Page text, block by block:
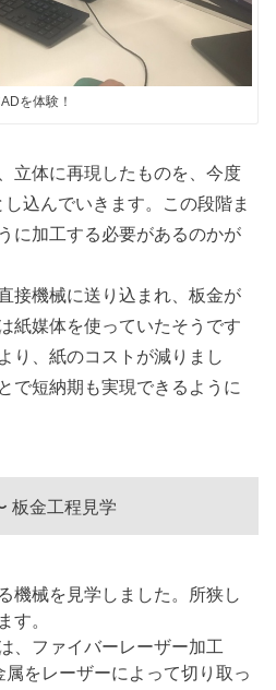
を体験！
立体に再現したものを、今度
込んでいきます。この段階ま
に加工する必要があるのかが
接機械に送り込まれ、板金が
紙媒体を使っていたそうです
り、紙のコストが減りまし
で短納期も実現できるように
板金工程見学
機械を見学しました。所狭し
す。
、ファイバーレーザー加工
をレーザーによって切り取っ